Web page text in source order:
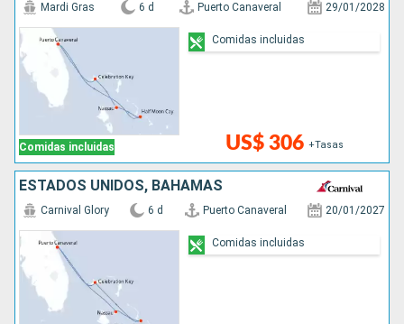
Comidas incluidas
Mardi Gras 6 d Puerto Canaveral 29/01/2028
US$ 306 +Tasas
Comidas incluidas
ESTADOS UNIDOS, BAHAMAS
Carnival Glory 6 d Puerto Canaveral 20/01/2027
Comidas incluidas